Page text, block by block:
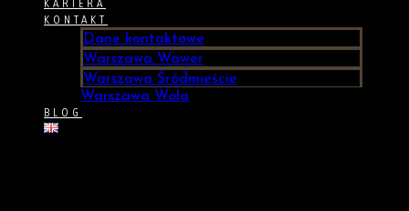
KARIERA
KONTAKT
Dane kontaktowe
Warszawa Wawer
Warszawa Śródmieście
Warszawa Wola
BLOG